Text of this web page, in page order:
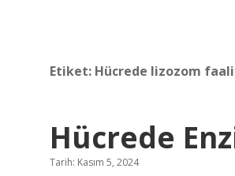
Etiket: Hücrede lizozom
Hücrede
Tarih: Kasım 5, 2024